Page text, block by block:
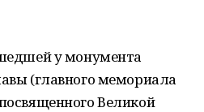
у монумента
(главного мемориала
Великой